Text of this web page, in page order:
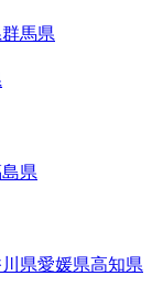
群馬県
県
県愛媛県高知県